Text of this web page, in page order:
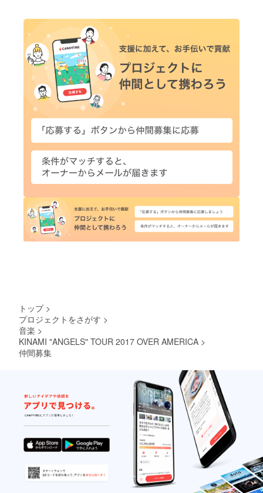
トップ >
プロジェクトをさがす >
音楽 >
KINAMI "ANGELS" TOUR 2017 OVER AMERICA >
仲間募集